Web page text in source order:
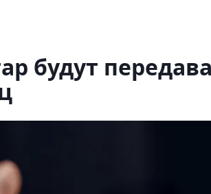
будут